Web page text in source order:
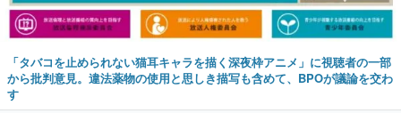
「タバコを止められない猫耳キャラを描く深夜枠アニメ」に視聴者の一部
から批判意見。違法薬物の使用と思しき描写も含めて、BPOが議論を交わ
す